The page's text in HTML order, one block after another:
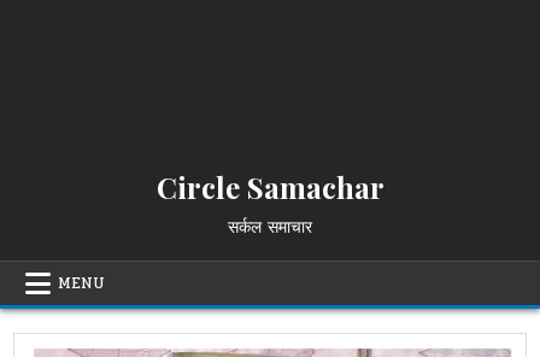
Circle Samachar
सर्कल समाचार
MENU